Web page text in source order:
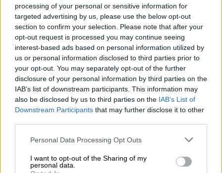
processing of your personal or sensitive information for
targeted advertising by us, please use the below opt-out
section to confirm your selection. Please note that after your
opt-out request is processed you may continue seeing
interest-based ads based on personal information utilized by
us or personal information disclosed to third parties prior to
your opt-out. You may separately opt-out of the further
disclosure of your personal information by third parties on the
IAB’s list of downstream participants. This information may
also be disclosed by us to third parties on the IAB’s List of
Downstream Participants that may further disclose it to other
Please note that this website/app uses one or more Google
not limited to your visit or usage behaviour. You may click to
grant or deny consent to Google and its third-party tags to
Personal Data Processing Opt Outs
I want to opt-out of the Sharing of my
personal data.
Ωστόσο, ο Hamideti, ο οποίος υποστηριζόταν
κυρίως από τα Ηνωμένα Αραβικά Εμιράτα και
το Ισραήλ, είχε πάρει τις δικές του
προφυλάξεις εδώ και μερικά χρόνια.Στη
Λιβύη σύσφιξε τις σχέσεις του με το
στρατηγό Χαλίφα Χαφτάρ, τον οποίο
στηρίζει η Αίγυπτος, στηνΥεμένη έστειλε
μαχητές στο πλευρό των Ηνωμένων
Αραβικών Εμιράτων και προχώρησε σε
μυστικές και ανοικτές διαπραγματεύσεις με
Τελ Αβίβ. Σε τέτοιο βαθμό που η φράση
σήμα τωνΔυνάμεων Ταχείας Υποστήριξης